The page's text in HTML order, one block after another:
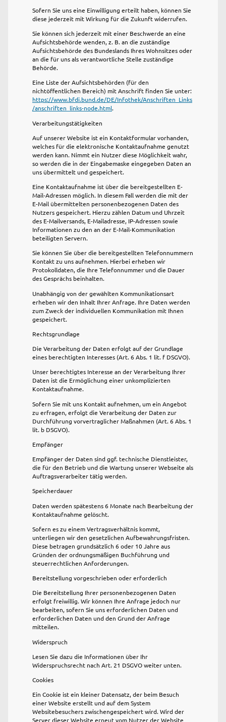
Sofern Sie uns eine Einwilligung erteilt haben, können Sie
diese jederzeit mit Wirkung für die Zukunft widerrufen.
Sie können sich jederzeit mit einer Beschwerde an eine
Aufsichtsbehörde wenden, z. B. an die zuständige
Aufsichtsbehörde des Bundeslands Ihres Wohnsitzes oder
an die für uns als verantwortliche Stelle zuständige
Behörde.
Eine Liste der Aufsichtsbehörden (für den
nichtöffentlichen Bereich) mit Anschrift finden Sie unter:
https://www.bfdi.bund.de/DE/Infothek/Anschriften_Links
/anschriften_links-node.html.
Verarbeitungstätigkeiten
Auf unserer Website ist ein Kontaktformular vorhanden,
welches für die elektronische Kontaktaufnahme genutzt
werden kann. Nimmt ein Nutzer diese Möglichkeit wahr,
so werden die in der Eingabemaske eingegeben Daten an
uns übermittelt und gespeichert.
Eine Kontaktaufnahme ist über die bereitgestellten E-
Mail-Adressen möglich. In diesem Fall werden die mit der
E-Mail übermittelten personenbezogenen Daten des
Nutzers gespeichert. Hierzu zählen Datum und Uhrzeit
des E-Mailversands, E-Mailadresse, IP-Adressen sowie
Informationen zu den an der E-Mail-Kommunikation
beteiligten Servern.
Sie können Sie über die bereitgestellten Telefonnummern
Kontakt zu uns aufnehmen. Hierbei erheben wir
Protokolldaten, die Ihre Telefonnummer und die Dauer
des Gesprächs beinhalten.
Unabhängig von der gewählten Kommunikationsart
erheben wir den Inhalt Ihrer Anfrage. Ihre Daten werden
zum Zweck der individuellen Kommunikation mit Ihnen
gespeichert.
Rechtsgrundlage
Die Verarbeitung der Daten erfolgt auf der Grundlage
eines berechtigten Interesses (Art. 6 Abs. 1 lit. f DSGVO).
Unser berechtigtes Interesse an der Verarbeitung Ihrer
Daten ist die Ermöglichung einer unkomplizierten
Kontaktaufnahme.
Sofern Sie mit uns Kontakt aufnehmen, um ein Angebot
zu erfragen, erfolgt die Verarbeitung der Daten zur
Durchführung vorvertraglicher Maßnahmen (Art. 6 Abs. 1
lit. b DSGVO).
Empfänger
Empfänger der Daten sind ggf. technische Dienstleister,
die für den Betrieb und die Wartung unserer Webseite als
Auftragsverarbeiter tätig werden.
Speicherdauer
Daten werden spätestens 6 Monate nach Bearbeitung der
Kontaktaufnahme gelöscht.
Sofern es zu einem Vertragsverhältnis kommt,
unterliegen wir den gesetzlichen Aufbewahrungsfristen.
Diese betragen grundsätzlich 6 oder 10 Jahre aus
Gründen der ordnungsmäßigen Buchführung und
steuerrechtlichen Anforderungen.
Bereitstellung vorgeschrieben oder erforderlich
Die Bereitstellung Ihrer personenbezogenen Daten
erfolgt freiwillig. Wir können Ihre Anfrage jedoch nur
bearbeiten, sofern Sie uns erforderlichen Daten und
erforderlichen Daten und den Grund der Anfrage
mitteilen.
Widerspruch
Lesen Sie dazu die Informationen über Ihr
Widerspruchsrecht nach Art. 21 DSGVO weiter unten.
Cookies
Ein Cookie ist ein kleiner Datensatz, der beim Besuch
einer Website erstellt und auf dem System
Websitebesuchers zwischengespeichert wird. Wird der
Server dieser Website erneut vom Nutzer der Website